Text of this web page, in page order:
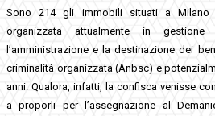
Sono 214 gli immobili situati a Milano
organizzata attualmente in gestione
l’amministrazione e la destinazione dei
criminalità organizzata (Anbsc) e
anni. Qualora, infatti, la confisca venisse
a proporli per l’assegnazione al